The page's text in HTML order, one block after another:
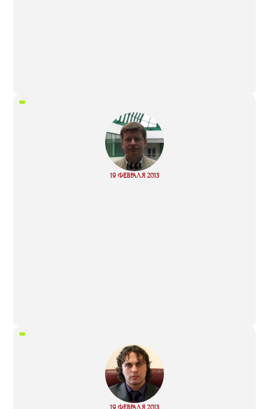
“
19 ФЕВРАЛЯ 2013
Read
19 ФЕВРАЛЯ 2013
Read